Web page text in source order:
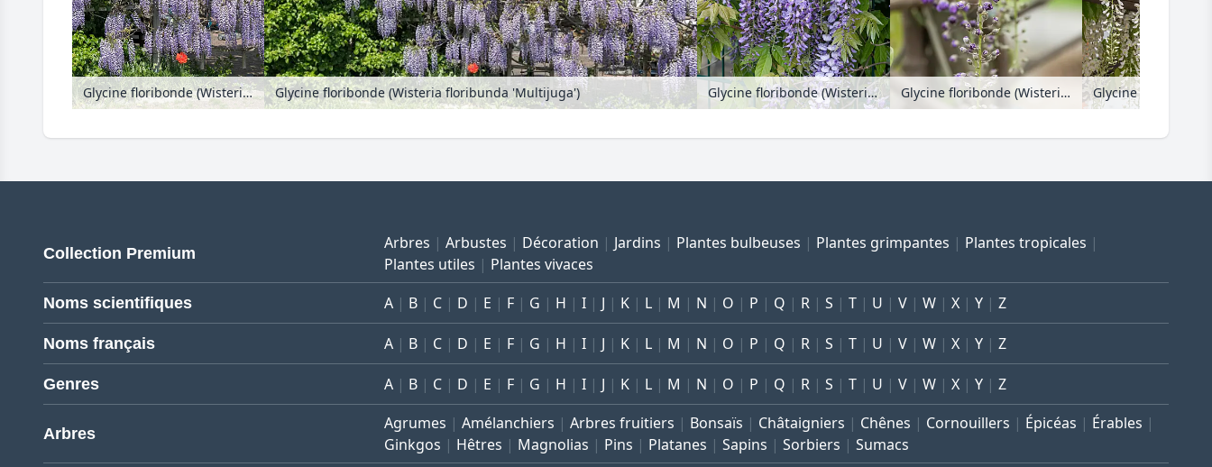
Glycine floribonde (Wisteria floribunda 'Multijuga') Glycine floribonde (Wisteria floribunda 'Multijuga') Glycine floribonde (Wisteria floribunda 'Multijuga') Glycine floribonde (Wisteria floribunda 'Violacea Plena')
Collection Premium
Arbres Arbustes Décoration Jardins Plantes bulbeuses Plantes grimpantes
Plantes tropicales
Plantes utiles
Plantes vivaces
Noms scientifiques A B C D E F G H I J K L M N O P Q R S T U V W X Y Z
Noms français A B C D E F G H I J K L M N O P Q R S T U V W X Y Z
Genres A B C D E F G H I J K L M N O P Q R S T U V W X Y Z
Arbres
Agrumes Amélanchiers Arbres fruitiers Bonsaïs Châtaigniers Chênes Cornouillers Épicéas
Érables
Ginkgos
Hêtres Magnolias Pins Platanes Sapins Sorbiers Sumacs